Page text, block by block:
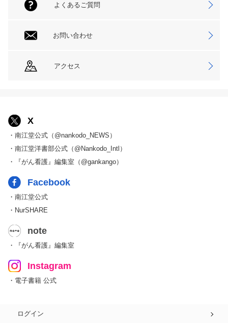
よくあるご質問
お問い合わせ
アクセス
X
・南江堂公式（@nankodo_NEWS）
・南江堂洋書部公式（@Nankodo_Intl）
・『がん看護』編集室（@gankango）
Facebook
・南江堂公式
・NurSHARE
note
・『がん看護』編集室
Instagram
・電子書籍 公式
ログイン